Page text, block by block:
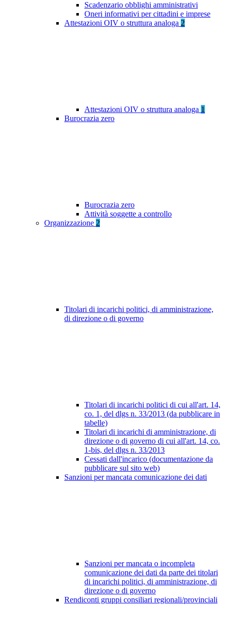
Scadenzario obblighi amministrativi
Oneri informativi per cittadini e imprese
Attestazioni OIV o struttura analoga 2
Attestazioni OIV o struttura analoga 1
Burocrazia zero
Burocrazia zero
Attività soggette a controllo
Organizzazione 2
Titolari di incarichi politici, di amministrazione,
di direzione o di governo
Titolari di incarichi politici di cui all'art. 14,
co. 1, del dlgs n. 33/2013 (da pubblicare in
tabelle)
Titolari di incarichi di amministrazione, di
direzione o di governo di cui all'art. 14, co.
1-bis, del dlgs n. 33/2013
Cessati dall'incarico (documentazione da
pubblicare sul sito web)
Sanzioni per mancata comunicazione dei dati
Sanzioni per mancata o incompleta
comunicazione dei dati da parte dei titolari
di incarichi politici, di amministrazione, di
direzione o di governo
Rendiconti gruppi consiliari regionali/provinciali